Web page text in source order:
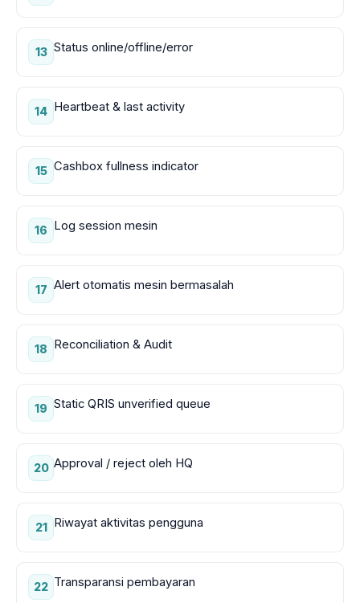
13 Status online/offline/error
14 Heartbeat & last activity
15 Cashbox fullness indicator
16 Log session mesin
17 Alert otomatis mesin bermasalah
18 Reconciliation & Audit
19 Static QRIS unverified queue
20 Approval / reject oleh HQ
21 Riwayat aktivitas pengguna
22 Transparansi pembayaran